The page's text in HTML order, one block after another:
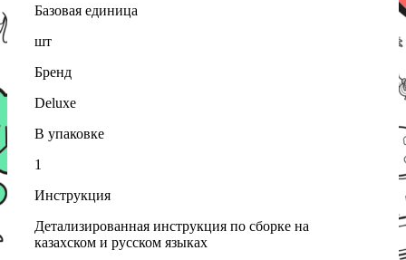
Базовая единица
шт
Бренд
Deluxe
В упаковке
1
Инструкция
Детализированная инструкция по сборке на
казахском и русском языках